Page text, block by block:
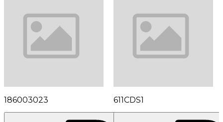
186003023 611CDS1